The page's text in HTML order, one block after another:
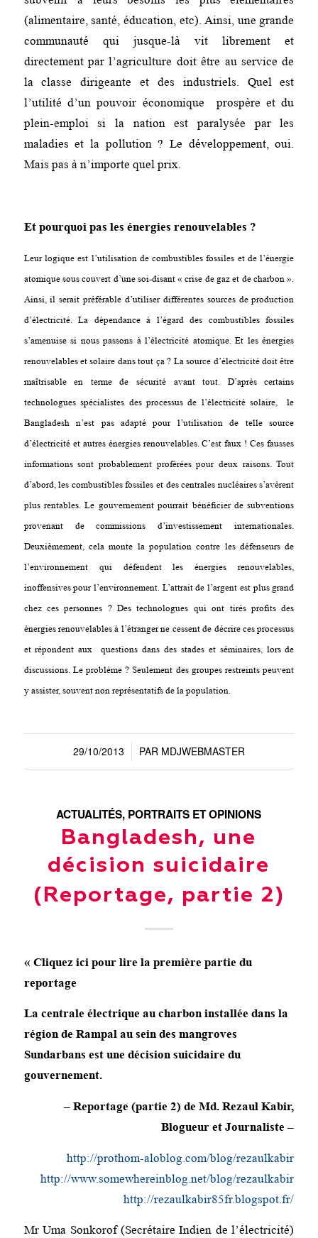
(alimentaire, santé, éducation, etc). Ainsi, une grande
communauté qui jusque-là vit librement et
directement par l’agriculture doit être au service de
la classe dirigeante et des industriels. Quel est
l’utilité d’un pouvoir économique prospère et du
plein-emploi si la nation est paralysée par les
maladies et la pollution ? Le développement, oui.
Mais pas à n’importe quel prix.
Et pourquoi pas les énergies renouvelables ?
Leur logique est l’utilisation de combustibles fossiles et de l’énergie
atomique sous couvert d’une soi-disant « crise de gaz et de charbon ».
Ainsi, il serait préférable d’utiliser différentes sources de production
d’électricité. La dépendance à l’égard des combustibles fossiles
s’amenuise si nous passons à l’électricité atomique. Et les énergies
renouvelables et solaire dans tout ça ? La source d’électricité doit être
maîtrisable en terme de sécurité avant tout. D’après certains
technologues spécialistes des processus de l’électricité solaire, le
Bangladesh n’est pas adapté pour l’utilisation de telle source
d’électricité et autres énergies renouvelables. C’est faux ! Ces fausses
informations sont probablement proférées pour deux raisons. Tout
d’abord, les combustibles fossiles et des centrales nucléaires s’avèrent
plus rentables. Le gouvernement pourrait bénéficier de subventions
provenant de commissions d’investissement internationales.
Deuxièmement, cela monte la population contre les défenseurs de
l’environnement qui défendent les énergies renouvelables,
inoffensives pour l’environnement. L’attrait de l’argent est plus grand
chez ces personnes ? Des technologues qui ont tirés profits des
énergies renouvelables à l’étranger ne cessent de décrire ces processus
et répondent aux questions dans des stades et séminaires, lors de
discussions. Le problème ? Seulement des groupes restreints peuvent
y assister, souvent non représentatifs de la population.
29/10/2013
/ PAR MDJWEBMASTER
ACTUALITÉS, PORTRAITS ET OPINIONS
Bangladesh, une
décision suicidaire
(Reportage, partie 2)
« Cliquez ici pour lire la première partie du
reportage
La centrale électrique au charbon installée dans la
région de Rampal au sein des mangroves
Sundarbans est une décision suicidaire du
gouvernement.
– Reportage (partie 2) de Md. Rezaul Kabir,
Blogueur et Journaliste –
http://prothom-aloblog.com/blog/rezaulkabir
http://www.somewhereinblog.net/blog/rezaulkabir
http://rezaulkabir85fr.blogspot.fr/
Mr Uma Sonkorof (Secrétaire Indien de l’électricité)